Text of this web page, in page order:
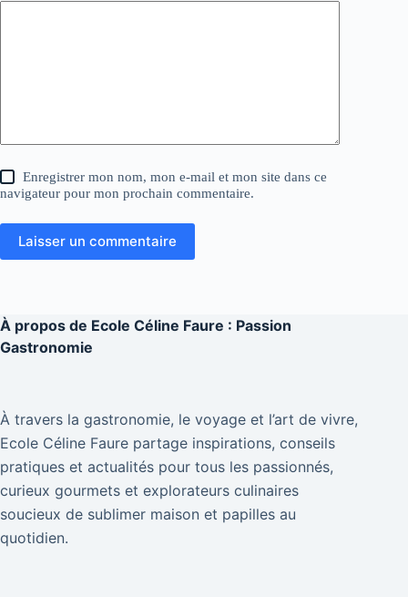
Enregistrer mon nom, mon e-mail et mon site dans ce
navigateur pour mon prochain commentaire.
Laisser un commentaire
À propos de Ecole Céline Faure : Passion
Gastronomie
À travers la gastronomie, le voyage et l’art de vivre,
Ecole Céline Faure partage inspirations, conseils
pratiques et actualités pour tous les passionnés,
curieux gourmets et explorateurs culinaires
soucieux de sublimer maison et papilles au
quotidien.